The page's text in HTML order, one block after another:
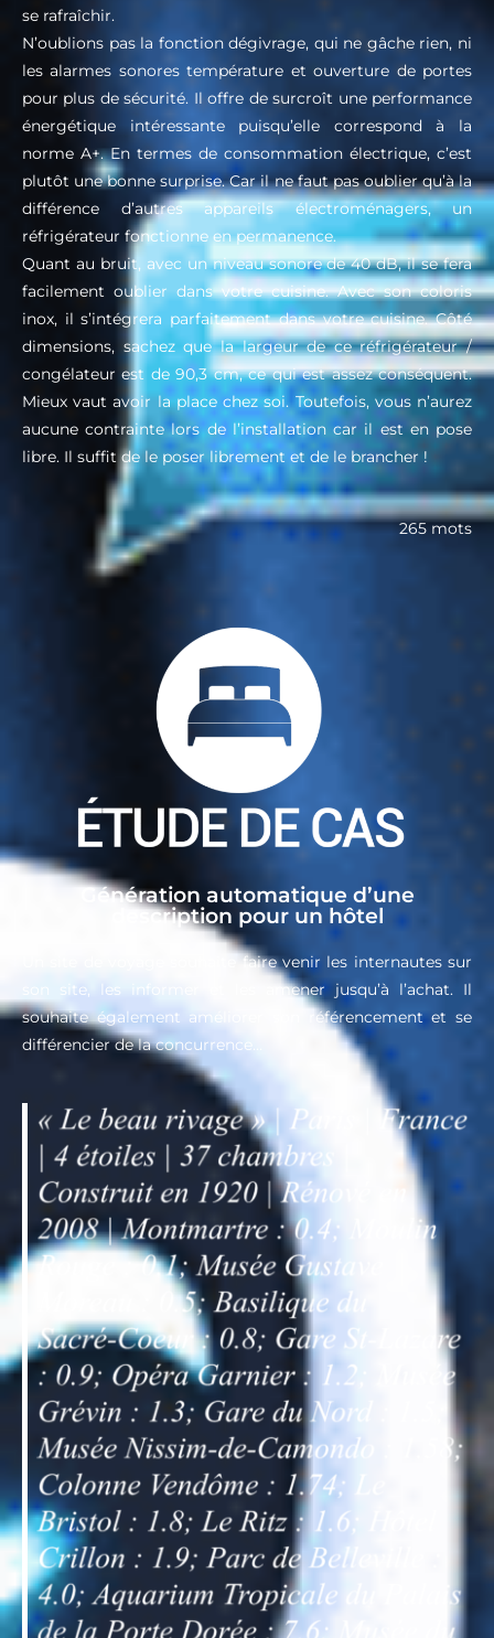
se rafraîchir.
N’oublions pas la fonction dégivrage, qui ne gâche rien, ni
les alarmes sonores température et ouverture de portes
pour plus de sécurité. Il offre de surcroît une performance
énergétique intéressante puisqu’elle correspond à la
norme A+. En termes de consommation électrique, c’est
plutôt une bonne surprise. Car il ne faut pas oublier qu’à la
différence d’autres appareils électroménagers, un
réfrigérateur fonctionne en permanence.
Quant au bruit, avec un niveau sonore de 40 dB, il se fera
facilement oublier dans votre cuisine. Avec son coloris
inox, il s’intégrera parfaitement dans votre cuisine. Côté
dimensions, sachez que la largeur de ce réfrigérateur /
congélateur est de 90,3 cm, ce qui est assez conséquent.
Mieux vaut avoir la place chez soi. Toutefois, vous n’aurez
aucune contrainte lors de l’installation car il est en pose
libre. Il suffit de le poser librement et de le brancher !
265 mots
Génération automatique d’une
description pour un hôtel
Un site de voyage souhaite faire venir les internautes sur
son site, les informer et les amener jusqu’à l’achat. Il
souhaite également améliorer son référencement et se
différencier de la concurrence…